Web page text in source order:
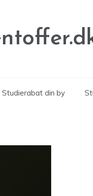
Studierabat din by